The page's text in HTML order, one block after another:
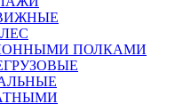
ПОЛКАМИ